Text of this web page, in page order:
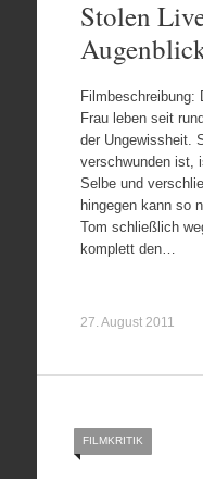
Stolen
Filmbeschreibung:
Frau leben seit
der Ungewissheit.
verschwunden ist,
Selbe und
hingegen kann so
Tom schließlich
komplett den…
27. August 2011
FILMKRITIK